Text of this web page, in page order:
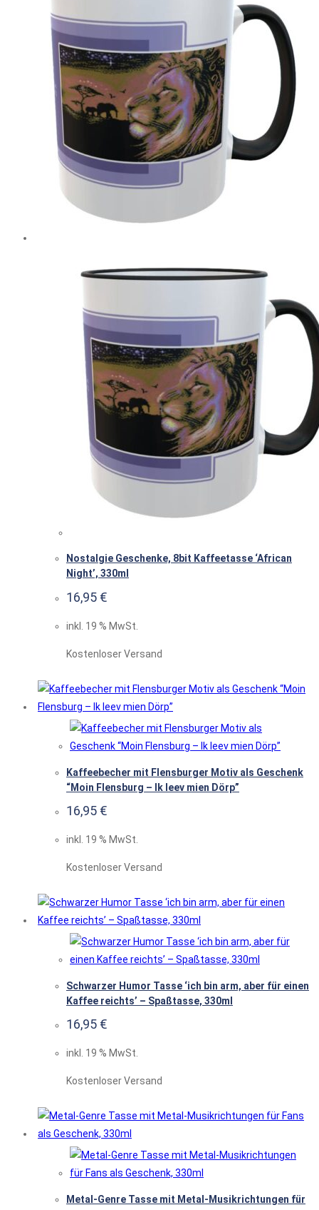
Nostalgie Geschenke, 8bit Kaffeetasse ‘African
Night’, 330ml
16,95 €
inkl. 19 % MwSt.
Kostenloser Versand
Kaffeebecher mit Flensburger Motiv als Geschenk
“Moin Flensburg – Ik leev mien Dörp”
16,95 €
inkl. 19 % MwSt.
Kostenloser Versand
Schwarzer Humor Tasse ‘ich bin arm, aber für einen
Kaffee reichts’ – Spaßtasse, 330ml
16,95 €
inkl. 19 % MwSt.
Kostenloser Versand
Metal-Genre Tasse mit Metal-Musikrichtungen für